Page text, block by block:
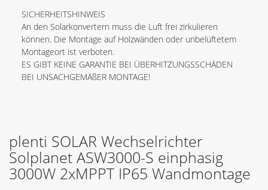
SICHERHEITSHINWEIS
An den Solarkonvertern muss die Luft frei zirkulieren
können. Die Montage auf Holzwänden oder unbelüftetem
Montageort ist verboten.
ES GIBT KEINE GARANTIE BEI ÜBERHITZUNGSSCHÄDEN
BEI UNSACHGEMÄßER MONTAGE!
plenti SOLAR Wechselrichter
Solplanet ASW3000-S einphasig
3000W 2xMPPT IP65 Wandmontage